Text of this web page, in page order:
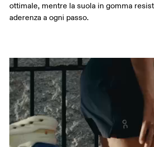
ottimale, mentre la suola in gomma
aderenza a ogni passo.